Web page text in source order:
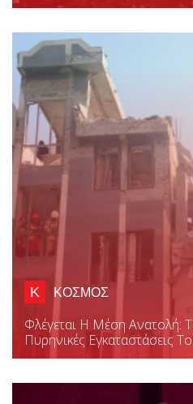
Κ ΚΟΣΜΟΣ
Φλέγεται Η Μέση Ανατολή:
Πυρηνικές Εγκαταστάσεις